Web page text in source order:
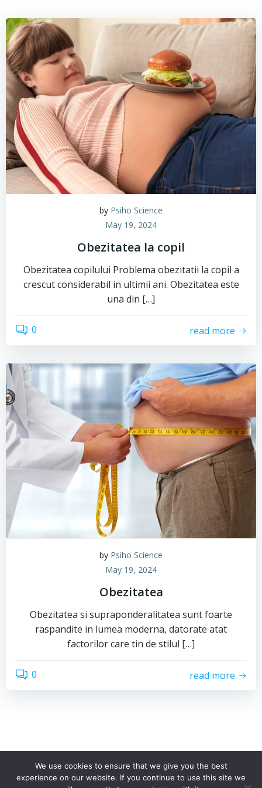
by Psiho Science
May 19, 2024
Obezitatea la copil
Obezitatea copilului Problema obezitatii la copil a
crescut considerabil in ultimii ani. Obezitatea este
una din […]
0 read more
by Psiho Science
May 19, 2024
Obezitatea
Obezitatea si supraponderalitatea sunt foarte
raspandite in lumea moderna, datorate atat
factorilor care tin de stilul […]
0 read more
We use cookies to ensure that we give you the best
experience on our website. If you continue to use this site we